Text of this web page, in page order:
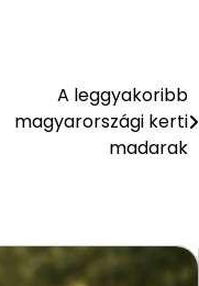
A leggyakoribb
magyarországi kerti
madarak